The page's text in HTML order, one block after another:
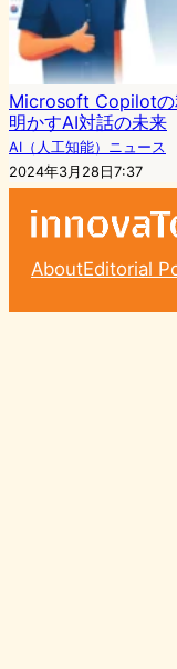
Microsoft Copilotの
明かすAI対話の未来
AI（人工知能）ニュース
2024年3月28日7:37
AboutEditorial